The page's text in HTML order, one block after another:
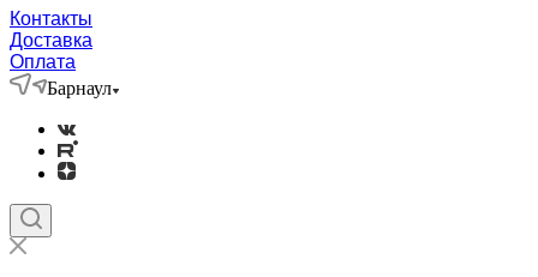
Контакты
Доставка
Оплата
Барнаул